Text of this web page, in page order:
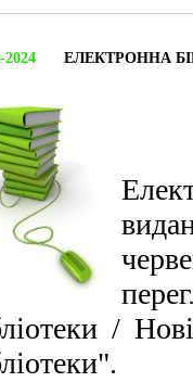
2024 ЕЛЕКТРОННА
/